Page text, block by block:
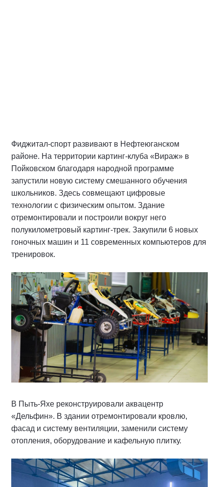
Фиджитал-спорт развивают в Нефтеюганском
районе. На территории картинг-клуба «Вираж» в
Пойковском благодаря народной программе
запустили новую систему смешанного обучения
школьников. Здесь совмещают цифровые
технологии с физическим опытом. Здание
отремонтировали и построили вокруг него
полукилометровый картинг-трек. Закупили 6 новых
гоночных машин и 11 современных компьютеров для
тренировок.
В Пыть-Яхе реконструировали аквацентр
«Дельфин». В здании отремонтировали кровлю,
фасад и систему вентиляции, заменили систему
отопления, оборудование и кафельную плитку.